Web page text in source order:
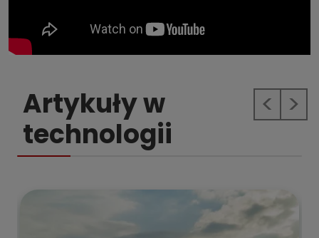
Artykuły w
technologii
PreviousNext